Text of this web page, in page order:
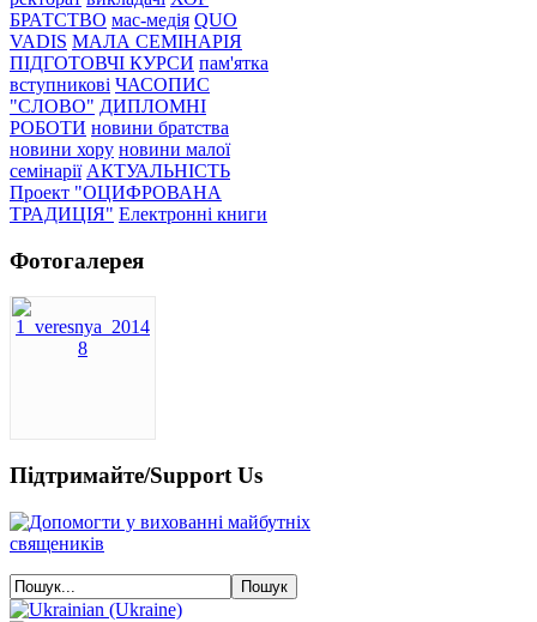
БРАТСТВО мас-медія QUO
VADIS МАЛА СЕМІНАРІЯ
ПІДГОТОВЧІ КУРСИ пам'ятка
вступникові ЧАСОПИС
"СЛОВО" ДИПЛОМНІ
РОБОТИ новини братства
новини хору новини малої
семінарії АКТУАЛЬНІСТЬ
Проект "ОЦИФРОВАНА
ТРАДИЦІЯ" Електронні книги
Фотогалерея
Підтримайте/Support Us